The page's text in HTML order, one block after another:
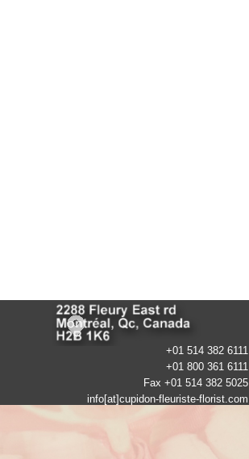
+01 514 382 6111
+01 800 361 6111
Fax +01 514 382 5025
info[at]cupidon-fleuriste-florist.com